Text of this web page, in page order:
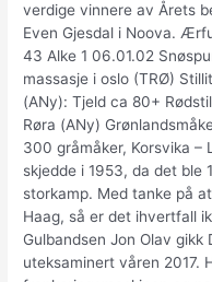
verdige vinnere av Årets
Even Gjesdal i Noova.
43 Alke 1 06.01.02
massasje i oslo (TRØ)
(ANy): Tjeld ca 80+
Røra (ANy)
300 gråmåker, Korsvika –
skjedde i 1953, da det ble
storkamp. Med tanke på
Haag, så er det ihvertfall
Gulbandsen Jon Olav gikk
uteksaminert våren 2017.